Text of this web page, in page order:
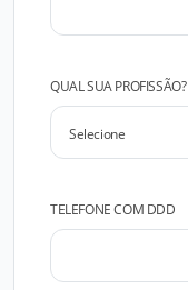
QUAL SUA PROFISSÃO?
TELEFONE COM DDD